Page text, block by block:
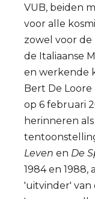
VUB, beiden
voor alle
zowel voor de
de Italiaanse
en werkende
Bert De Loore
op 6 februari
herinneren
Leven en De
1984 en 1988,
'uitvinder' van